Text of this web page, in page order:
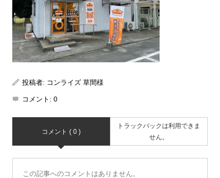
投稿者: コンライズ 草間様
コメント: 0
コメント ( 0 )
トラックバックは利用できま
せん。
この記事へのコメントはありません。